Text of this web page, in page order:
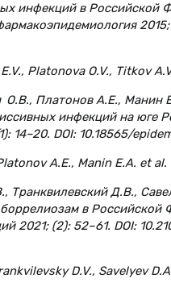
инфекций в Российской
2015;
Platonova O.V., Titkov
Платонов А.Е., Манин
инфекций на юге
DOI: 10.18565/
A.E., Manin E.A. et al.
Транквилевский Д.В.,
в Российской
2021; (2): 52–61. DOI:
D.V., Savelyev